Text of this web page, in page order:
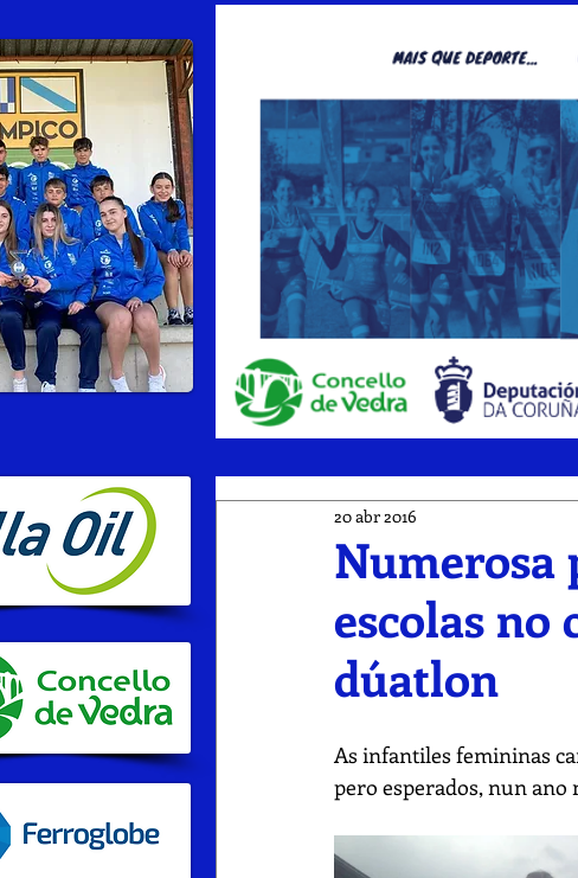
Numerosa
escolas no
dúatlon
20 abr 2016
As infantiles femininas
pero esperados, nun ano